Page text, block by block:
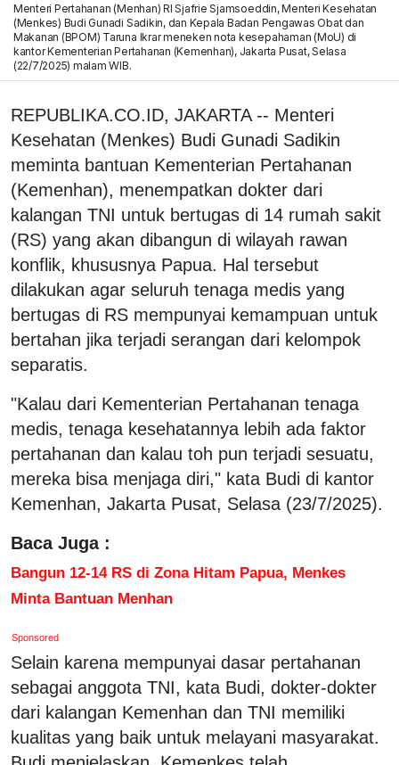
Menteri Pertahanan (Menhan) RI Sjafrie Sjamsoeddin, Menteri Kesehatan
(Menkes) Budi Gunadi Sadikin, dan Kepala Badan Pengawas Obat dan
Makanan (BPOM) Taruna Ikrar meneken nota kesepahaman (MoU) di
kantor Kementerian Pertahanan (Kemenhan), Jakarta Pusat, Selasa
(22/7/2025) malam WIB.
REPUBLIKA.CO.ID, JAKARTA -- Menteri
Kesehatan (Menkes) Budi Gunadi Sadikin
meminta bantuan Kementerian Pertahanan
(Kemenhan), menempatkan dokter dari
kalangan TNI untuk bertugas di 14 rumah sakit
(RS) yang akan dibangun di wilayah rawan
konflik, khususnya Papua. Hal tersebut
dilakukan agar seluruh tenaga medis yang
bertugas di RS mempunyai kemampuan untuk
bertahan jika terjadi serangan dari kelompok
separatis.
"Kalau dari Kementerian Pertahanan tenaga
medis, tenaga kesehatannya lebih ada faktor
pertahanan dan kalau toh pun terjadi sesuatu,
mereka bisa menjaga diri," kata Budi di kantor
Kemenhan, Jakarta Pusat, Selasa (23/7/2025).
Baca Juga :
Bangun 12-14 RS di Zona Hitam Papua, Menkes
Minta Bantuan Menhan
Sponsored
Selain karena mempunyai dasar pertahanan
sebagai anggota TNI, kata Budi, dokter-dokter
dari kalangan Kemenhan dan TNI memiliki
kualitas yang baik untuk melayani masyarakat.